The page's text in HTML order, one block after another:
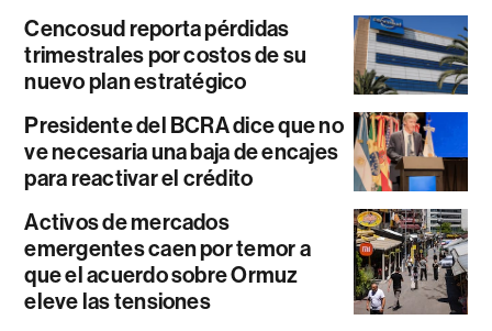
Cencosud reporta pérdidas
trimestrales por costos de su
nuevo plan estratégico
Presidente del BCRA dice que no
ve necesaria una baja de encajes
para reactivar el crédito
Activos de mercados
emergentes caen por temor a
que el acuerdo sobre Ormuz
eleve las tensiones